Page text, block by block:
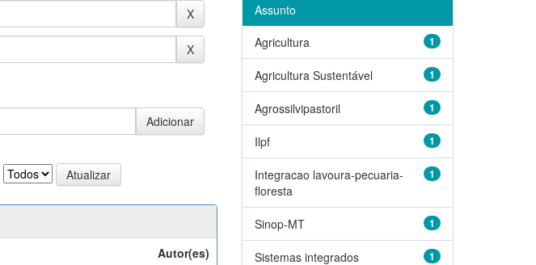
Autor(es)
Assunto
1
Agricultura
1
Agricultura Sustentável
1
Agrossilvipastoril
1
Ilpf
1
Integracao lavoura-pecuaria-
floresta
1
Sinop-MT
1
Sistemas integrados